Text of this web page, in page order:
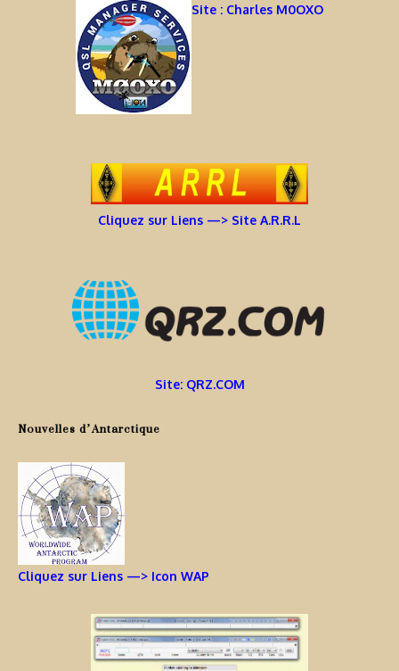
Site : Charles M0OXO
Cliquez sur Liens —> Site A.R.R.L
Site: QRZ.COM
Nouvelles d’Antarctique
Cliquez sur Liens —> Icon WAP